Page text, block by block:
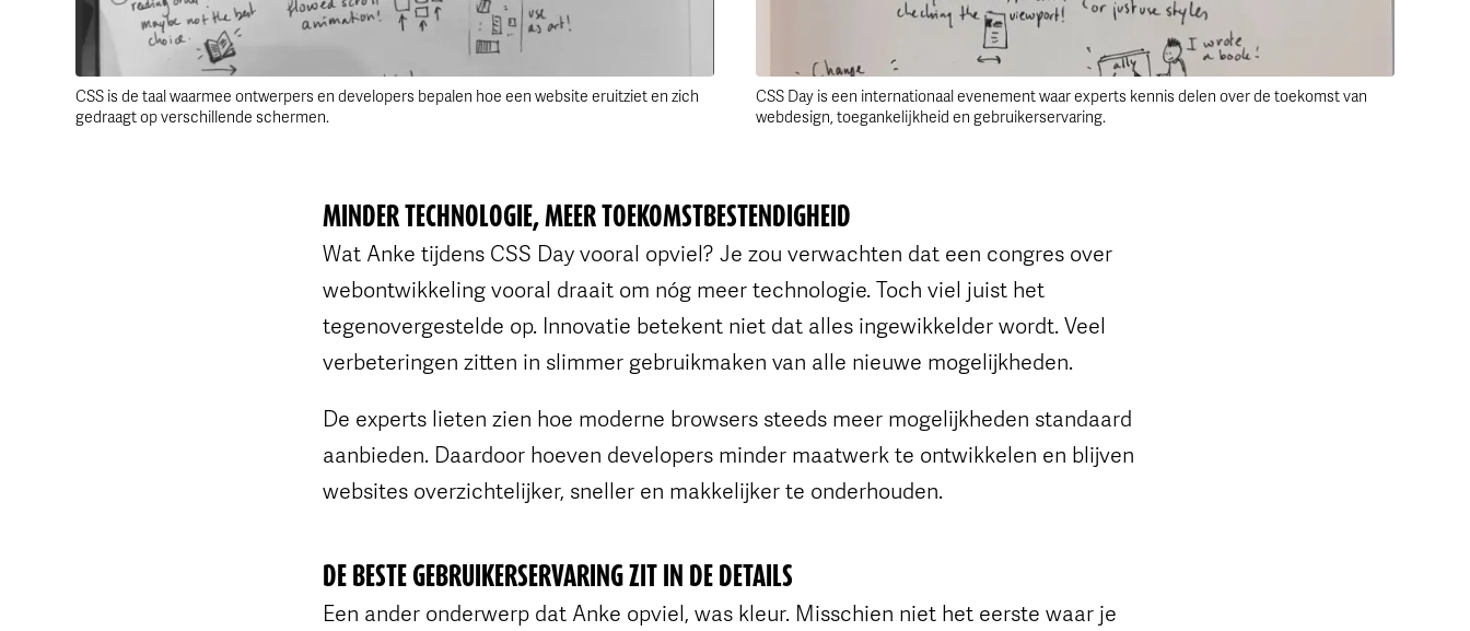
CSS is de taal waarmee ontwerpers en developers bepalen hoe een website eruitziet en zich
gedraagt op verschillende schermen.
CSS Day is een internationaal evenement waar experts kennis delen over de toekomst van
webdesign, toegankelijkheid en gebruikerservaring.
MINDER TECHNOLOGIE, MEER TOEKOMSTBESTENDIGHEID
Wat Anke tijdens CSS Day vooral opviel? Je zou verwachten dat een congres over
webontwikkeling vooral draait om nóg meer technologie. Toch viel juist het
tegenovergestelde op. Innovatie betekent niet dat alles ingewikkelder wordt. Veel
verbeteringen zitten in slimmer gebruikmaken van alle nieuwe mogelijkheden.
De experts lieten zien hoe moderne browsers steeds meer mogelijkheden standaard
aanbieden. Daardoor hoeven developers minder maatwerk te ontwikkelen en blijven
websites overzichtelijker, sneller en makkelijker te onderhouden.
DE BESTE GEBRUIKERSERVARING ZIT IN DE DETAILS
Een ander onderwerp dat Anke opviel, was kleur. Misschien niet het eerste waar je